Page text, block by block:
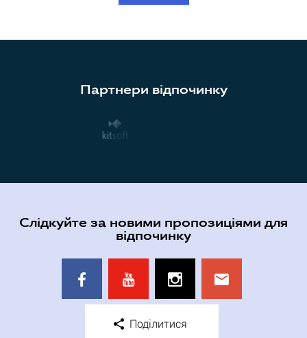
Партнери відпочинку
Слідкуйте за новими пропозиціями для
відпочинку
Поділитися